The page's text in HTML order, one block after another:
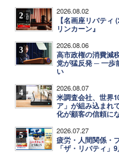
2 2026.08.02
【名画座リバテ
リンカーン』
3 2026.08.06
高市政権の消費減
党が猛反発 ─ 一歩
い
4 2026.08.07
米調査会社、世界
ア」が組み込まれ
化が顧客の信頼に
5 2026.07.27
疲労・人間関係・
「ザ・リバティ」